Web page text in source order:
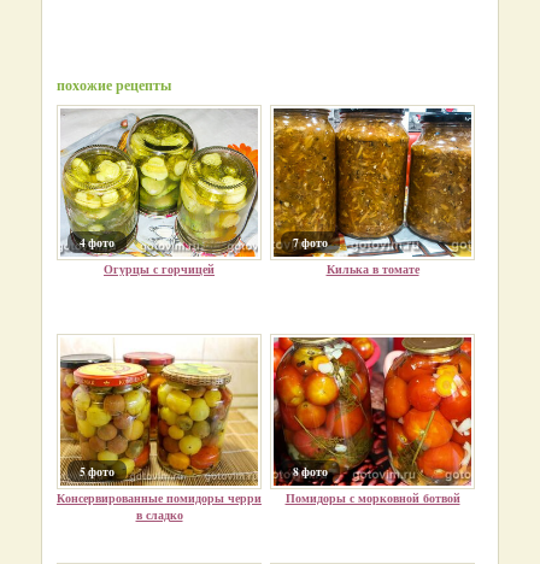
похожие рецепты
4 фото
Огурцы с горчицей
7 фото
Килька в томате
5 фото
Консервированные помидоры черри
в сладко
8 фото
Помидоры с морковной ботвой